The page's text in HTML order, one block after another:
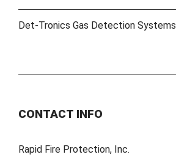
Det-Tronics Gas Detection Systems
CONTACT INFO
Rapid Fire Protection, Inc.